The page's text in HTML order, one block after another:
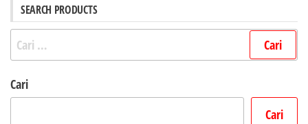
SEARCH PRODUCTS
Cari
untuk:
Cari
Cari